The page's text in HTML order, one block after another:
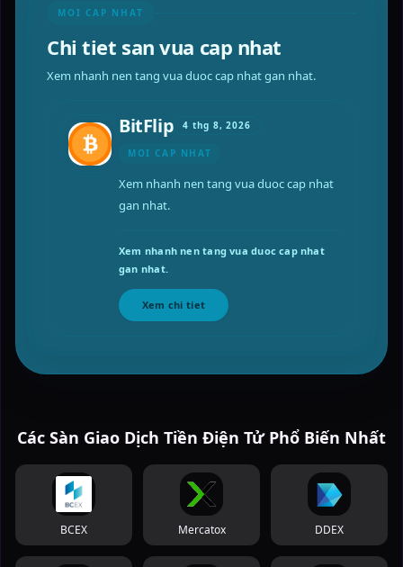
MOI CAP NHAT
Chi tiet san vua cap nhat
Xem nhanh nen tang vua duoc cap nhat gan nhat.
BitFlip 4 thg 8, 2026
MOI CAP NHAT
Xem nhanh nen tang vua duoc cap nhat
gan nhat.
Xem nhanh nen tang vua duoc cap nhat
gan nhat.
Xem chi tiet
Các Sàn Giao Dịch Tiền Điện Tử Phổ Biến Nhất
BCEX Mercatox DDEX